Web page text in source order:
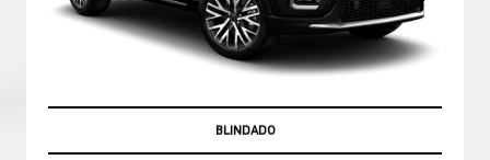
PRONTA ENTREGA